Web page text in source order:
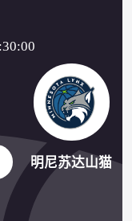
明尼苏达山猫